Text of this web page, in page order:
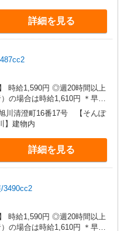
詳細を見る
場合は時給1,610円 ＊早朝
〜）：時給1,988円〜 ＊日曜
者研修
円 ◎週20時間
者）の場合は時給1,530円 ＊
18:00〜）：時給1,888円〜 ＊
助、生活援助
川清澄町16番17号 【そんぽ
】建物内
詳細を見る
場合は時給1,610円 ＊早朝